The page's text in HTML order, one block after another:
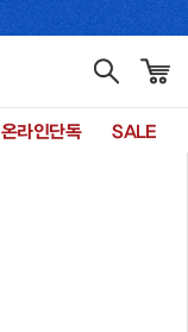
온라인단독 SALE